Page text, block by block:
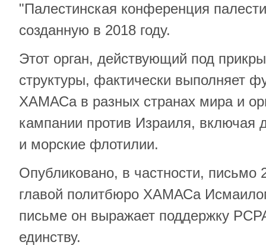
"Палестинская конференция
созданную в 2018 году.
Этот орган, действующий под
структуры, фактически выполняет
ХАМАСа в разных странах мира и
кампании против Израиля, включая
и морские флотилии.
Опубликовано, в частности, письмо
главой политбюро ХАМАСа
письме он выражает поддержку
единству.